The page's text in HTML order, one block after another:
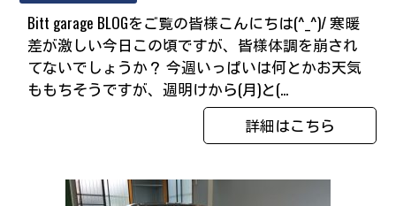
Bitt garage BLOGをご覧の皆様こんにちは(^_^)/ 寒暖
差が激しい今日この頃ですが、皆様体調を崩され
てないでしょうか？ 今週いっぱいは何とかお天気
ももちそうですが、週明けから(月)と(...
詳細はこちら